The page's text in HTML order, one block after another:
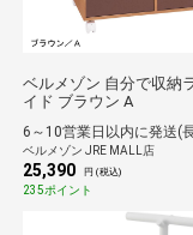
ベルメゾン 自分で収納
イド ブラウン A
ベルメゾン JRE MALL店
25,390 円 (税込)
235ポイント